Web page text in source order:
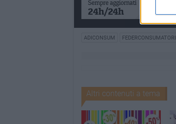
ADICONSUM FEDERCONSUMATORI
Altri contenuti a tema